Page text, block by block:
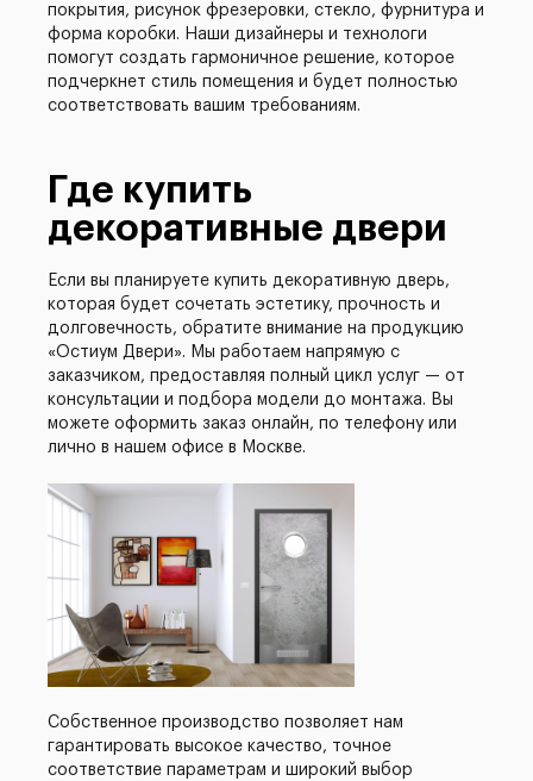
покрытия, рисунок фрезеровки, стекло, фурнитура и
форма коробки. Наши дизайнеры и технологи
помогут создать гармоничное решение, которое
подчеркнет стиль помещения и будет полностью
соответствовать вашим требованиям.
Где купить
декоративные двери
Если вы планируете купить декоративную дверь,
которая будет сочетать эстетику, прочность и
долговечность, обратите внимание на продукцию
«Остиум Двери». Мы работаем напрямую с
заказчиком, предоставляя полный цикл услуг — от
консультации и подбора модели до монтажа. Вы
можете оформить заказ онлайн, по телефону или
лично в нашем офисе в Москве.
Собственное производство позволяет нам
гарантировать высокое качество, точное
соответствие параметрам и широкий выбор